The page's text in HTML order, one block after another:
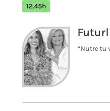
12.45h
“Nutre tu